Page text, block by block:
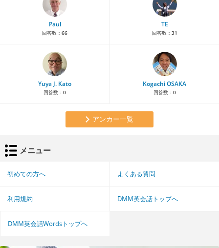
Paul
回答数： 66
TE
回答数： 31
Yuya J. Kato
回答数： 0
Kogachi OSAKA
回答数： 0
アンカー一覧
メニュー
初めての方へ よくある質問
利用規約 DMM英会話トップへ
DMM英会話Wordsトップへ